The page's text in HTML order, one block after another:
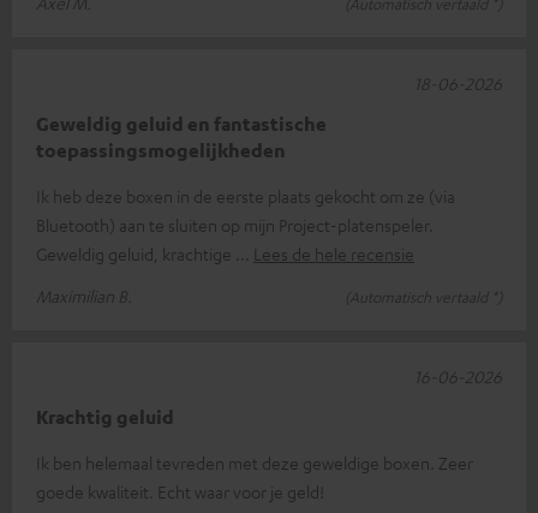
(Automatisch vertaald *)
Geweldig geluid en fantastische
toepassingsmogelijkheden
Ik heb deze boxen in de eerste plaats gekocht om ze (via
Bluetooth) aan te sluiten op mijn Project-platenspeler.
Geweldig geluid, krachtige
Lees de hele recensie
Maximilian B.
(Automatisch vertaald *)
18-06-2026
Krachtig geluid
Ik ben helemaal tevreden met deze geweldige boxen. Zeer
goede kwaliteit. Echt waar voor je geld!
16-06-2026